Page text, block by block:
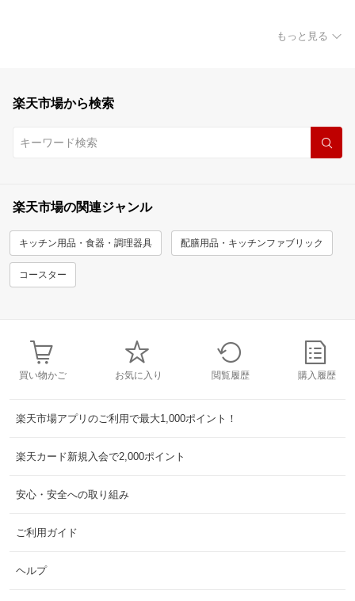
もっと見る
楽天市場から検索
楽天市場の関連ジャンル
キッチン用品・食器・調理器具 配膳用品・キッチンファブリック
コースター
買い物かご お気に入り 閲覧履歴 購入履歴
楽天市場アプリのご利用で最大1,000ポイント！
楽天カード新規入会で2,000ポイント
安心・安全への取り組み
ご利用ガイド
ヘルプ